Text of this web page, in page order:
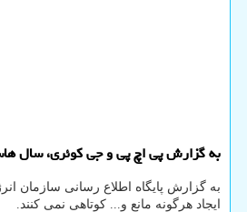
به گزارش پی اچ پی و جی کوئری، سال
به گزارش پایگاه اطلاع رسانی سازمان
ایجاد هرگونه مانع و... کوتاهی نمی کنند.